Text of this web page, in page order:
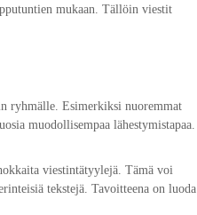
mukaan. Tällöin viestit
ryhmälle. Esimerkiksi nuoremmat
muodollisempaa lähestymistapaa.
viestintätyylejä. Tämä voi
tekstejä. Tavoitteena on luoda